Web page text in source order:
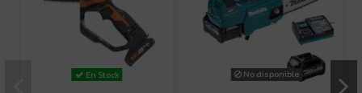
En Stock No disponible